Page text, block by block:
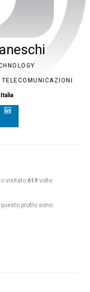
visitato 619 volte
profilo sono: